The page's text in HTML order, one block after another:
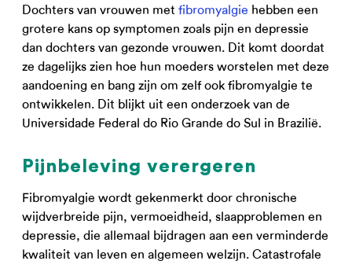
Dochters van vrouwen met fibromyalgie hebben een
grotere kans op symptomen zoals pijn en depressie
dan dochters van gezonde vrouwen. Dit komt doordat
ze dagelijks zien hoe hun moeders worstelen met deze
aandoening en bang zijn om zelf ook fibromyalgie te
ontwikkelen. Dit blijkt uit een onderzoek van de
Universidade Federal do Rio Grande do Sul in Brazilië.
Pijnbeleving verergeren
Fibromyalgie wordt gekenmerkt door chronische
wijdverbreide pijn, vermoeidheid, slaapproblemen en
depressie, die allemaal bijdragen aan een verminderde
kwaliteit van leven en algemeen welzijn. Catastrofale